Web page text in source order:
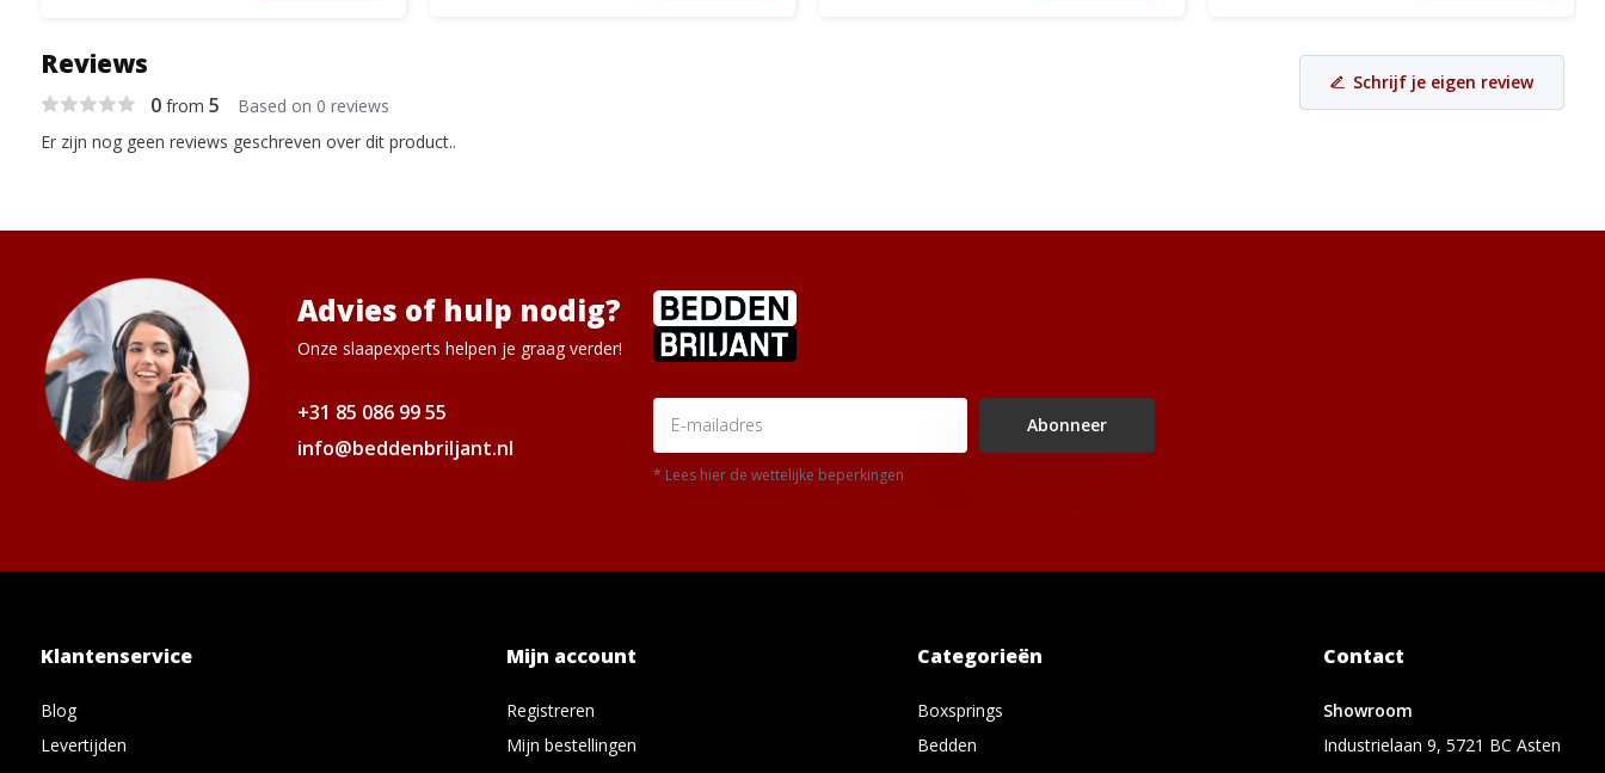
Reviews
0from 5 Based on 0 reviews
Schrijf je eigen review
Er zijn nog geen reviews geschreven over dit product..
Advies of hulp nodig?
Onze slaapexperts helpen je graag verder!
+31 85 086 99 55
info@beddenbriljant.nl
Abonneer
* Lees hier de wettelijke beperkingen
Klantenservice
Blog
Levertijden
Mijn account
Registreren
Mijn bestellingen
Categorieën
Boxsprings
Bedden
Contact
Showroom
Industrielaan 9, 5721 BC Asten